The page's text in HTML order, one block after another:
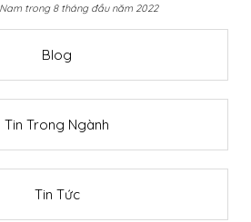
trong 8 tháng đầu năm 2022
Blog
Tin Trong Ngành
Tin Tức